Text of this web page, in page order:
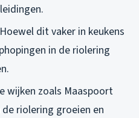
dit vaker in keukens
in de riolering
wijken zoals Maaspoort
riolering groeien en